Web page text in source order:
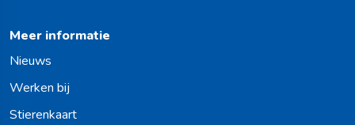
Meer informatie
Nieuws
Werken bij
Stierenkaart